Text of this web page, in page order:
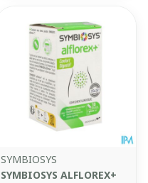
SYMBIOSYS
SYMBIOSYS ALFLOREX+